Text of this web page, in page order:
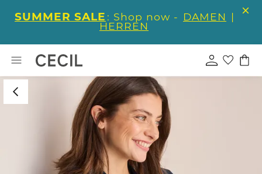
SUMMER SALE : Shop now - DAMEN |
HERREN